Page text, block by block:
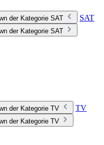
der Kategorie SAT SAT
der Kategorie SAT
der Kategorie TV TV
der Kategorie TV